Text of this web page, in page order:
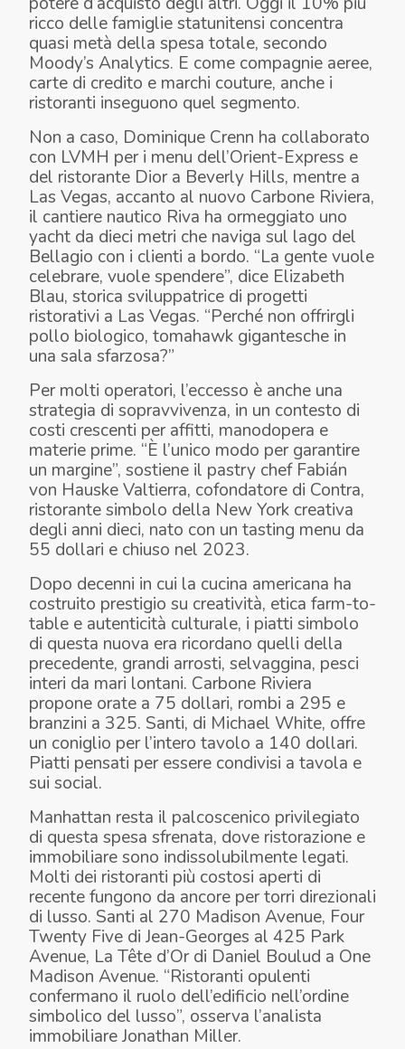
ricco delle famiglie statunitensi concentra
quasi metà della spesa totale, secondo
Moody’s Analytics. E come compagnie aeree,
carte di credito e marchi couture, anche i
ristoranti inseguono quel segmento.
Non a caso, Dominique Crenn ha collaborato
con LVMH per i menu dell’Orient-Express e
del ristorante Dior a Beverly Hills, mentre a
Las Vegas, accanto al nuovo Carbone Riviera,
il cantiere nautico Riva ha ormeggiato uno
yacht da dieci metri che naviga sul lago del
Bellagio con i clienti a bordo. “La gente vuole
celebrare, vuole spendere”, dice Elizabeth
Blau, storica sviluppatrice di progetti
ristorativi a Las Vegas. “Perché non offrirgli
pollo biologico, tomahawk gigantesche in
una sala sfarzosa?”
Per molti operatori, l’eccesso è anche una
strategia di sopravvivenza, in un contesto di
costi crescenti per affitti, manodopera e
materie prime. “È l’unico modo per garantire
un margine”, sostiene il pastry chef Fabián
von Hauske Valtierra, cofondatore di Contra,
ristorante simbolo della New York creativa
degli anni dieci, nato con un tasting menu da
55 dollari e chiuso nel 2023.
Dopo decenni in cui la cucina americana ha
costruito prestigio su creatività, etica farm-to-
table e autenticità culturale, i piatti simbolo
di questa nuova era ricordano quelli della
precedente, grandi arrosti, selvaggina, pesci
interi da mari lontani. Carbone Riviera
propone orate a 75 dollari, rombi a 295 e
branzini a 325. Santi, di Michael White, offre
un coniglio per l’intero tavolo a 140 dollari.
Piatti pensati per essere condivisi a tavola e
sui social.
Manhattan resta il palcoscenico privilegiato
di questa spesa sfrenata, dove ristorazione e
immobiliare sono indissolubilmente legati.
Molti dei ristoranti più costosi aperti di
recente fungono da ancore per torri direzionali
di lusso. Santi al 270 Madison Avenue, Four
Twenty Five di Jean-Georges al 425 Park
Avenue, La Tête d’Or di Daniel Boulud a One
Madison Avenue. “Ristoranti opulenti
confermano il ruolo dell’edificio nell’ordine
simbolico del lusso”, osserva l’analista
immobiliare Jonathan Miller.